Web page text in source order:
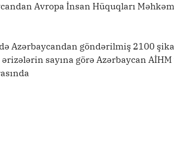
Avropa İnsan Hüquqları
Azərbaycandan göndərilmiş 2100
sayına görə Azərbaycan